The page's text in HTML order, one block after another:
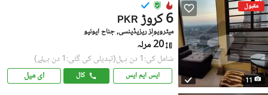
مقبول
11
PKR 6 کروڑ
میٹروپولِز ریزیڈینسی, جناح ایونیو
20 مرلہ
شامل کی:1 دن پہل (تبدیلی کی گئی:1 دن پہلے)
ایس ایم ایس کال ای میل